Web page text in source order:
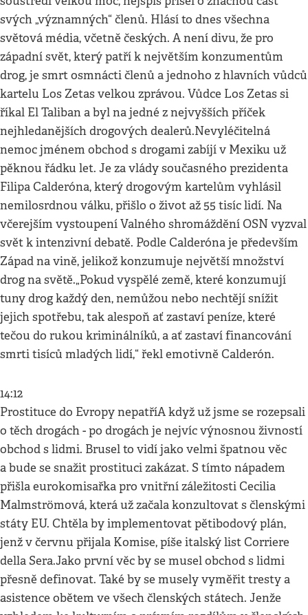
svých „významných“ členů. Hlásí to dnes všechna
světová média, včetně českých. A není divu, že pro
západní svět, který patří k největším konzumentům
drog, je smrt osmnácti členů a jednoho z hlavních vůdců
kartelu Los Zetas velkou zprávou. Vůdce Los Zetas si
říkal El Taliban a byl na jedné z nejvyšších příček
nejhledanějších drogových dealerů.Nevyléčitelná
nemoc jménem obchod s drogami zabíjí v Mexiku už
pěknou řádku let. Je za vlády současného prezidenta
Filipa Calderóna, který drogovým kartelům vyhlásil
nemilosrdnou válku, přišlo o život až 55 tisíc lidí. Na
včerejším vystoupení Valného shromáždění OSN vyzval
svět k intenzivní debatě. Podle Calderóna je především
Západ na vině, jelikož konzumuje největší množství
drog na světě.„Pokud vyspělé země, které konzumují
tuny drog každý den, nemůžou nebo nechtějí snížit
jejich spotřebu, tak alespoň ať zastaví peníze, které
tečou do rukou kriminálníků, a ať zastaví financování
smrti tisíců mladých lidí,“ řekl emotivně Calderón.
14:12
Prostituce do Evropy nepatříA když už jsme se rozepsali
o těch drogách - po drogách je nejvíc výnosnou živností
obchod s lidmi. Brusel to vidí jako velmi špatnou věc
a bude se snažit prostituci zakázat. S tímto nápadem
přišla eurokomisařka pro vnitřní záležitosti Cecilia
Malmströmová, která už začala konzultovat s členskými
státy EU. Chtěla by implementovat pětibodový plán,
jenž v červnu přijala Komise, píše italský list Corriere
della Sera.Jako první věc by se musel obchod s lidmi
přesně definovat. Také by se musely vyměřit tresty a
asistence obětem ve všech členských státech. Jenže